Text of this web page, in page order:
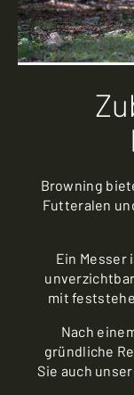
Browning
Futteralen
Ein Messer
mit
Nach
gründliche
Sie auch